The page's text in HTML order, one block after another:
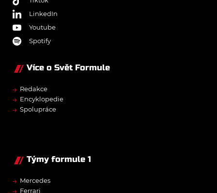
LinkedIn
Youtube
Spotify
Více o Svět Formule
→ Redakce
→ Encyklopedie
→ Spolupráce
Týmy formule 1
→ Mercedes
Ferrari